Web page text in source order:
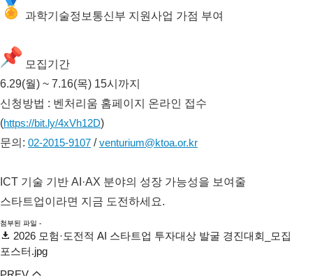
과학기술정보통신부 지원사업 가점 부여
모집기간
6.29(월) ~ 7.16(목) 15시까지
신청방법 : 벤처리움 홈페이지 온라인 접수
(https://bit.ly/4xVh12D)
문의: 02-2015-9107 /venturium@ktoa.or.kr
ICT 기술 기반 AI·AX 분야의 성장 가능성을 보여줄
스타트업이라면 지금 도전하세요.
첨부된 파일 -
2026 모험·도전적 AI 스타트업 투자대상 발굴 경진대회_모집
포스터.jpg